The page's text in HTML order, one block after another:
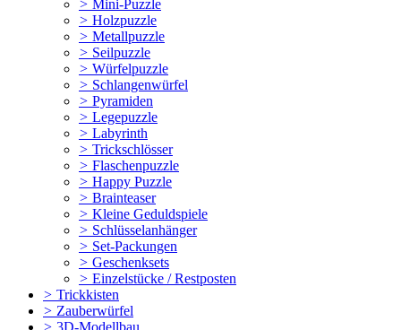
> Mini-Puzzle
> Holzpuzzle
> Metallpuzzle
> Seilpuzzle
> Würfelpuzzle
> Schlangenwürfel
> Pyramiden
> Legepuzzle
> Labyrinth
> Trickschlösser
> Flaschenpuzzle
> Happy Puzzle
> Brainteaser
> Kleine Geduldspiele
> Schlüsselanhänger
> Set-Packungen
> Geschenksets
> Einzelstücke / Restposten
> Trickkisten
> Zauberwürfel
> 3D-Modellbau